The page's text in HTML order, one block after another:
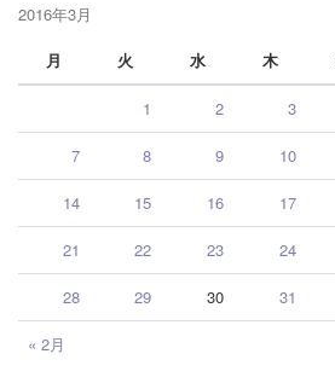
2016年3月
月
火 水 木
« 2月
1 2 3
7 8 9 10
14 15 16 17
21 22 23 24
28 29 30 31